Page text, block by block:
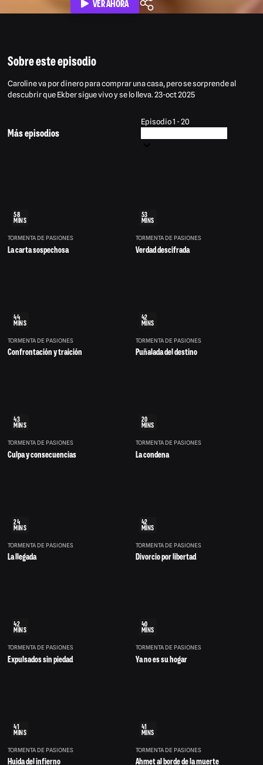
VER AHORA
Sobre este episodio
Caroline va por dinero para comprar una casa, pero se sorprende al
descubrir que Ekber sigue vivo y se lo lleva. 23-oct 2025
Más episodios
Episodio 1 - 20
58
MINS
TORMENTA DE PASIONES
La carta sospechosa
53
MINS
TORMENTA DE PASIONES
Verdad descifrada
44
MINS
TORMENTA DE PASIONES
Confrontación y traición
42
MINS
TORMENTA DE PASIONES
Puñalada del destino
43
MINS
TORMENTA DE PASIONES
Culpa y consecuencias
20
MINS
TORMENTA DE PASIONES
La condena
24
MINS
TORMENTA DE PASIONES
La llegada
42
MINS
TORMENTA DE PASIONES
Divorcio por libertad
42
MINS
TORMENTA DE PASIONES
Expulsados sin piedad
40
MINS
TORMENTA DE PASIONES
Ya no es su hogar
41
MINS
TORMENTA DE PASIONES
Huida del infierno
41
MINS
TORMENTA DE PASIONES
Ahmet al borde de la muerte